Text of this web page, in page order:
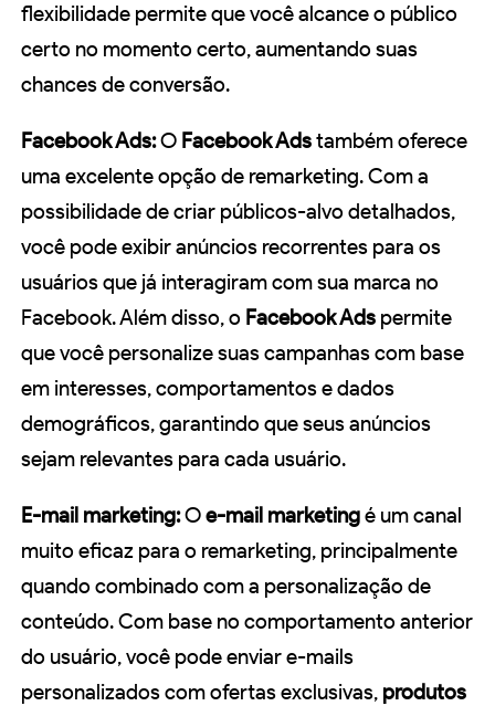
flexibilidade permite que você alcance o público
certo no momento certo, aumentando suas
chances de conversão.
Facebook Ads:O Facebook Adstambém oferece
uma excelente opção de remarketing. Com a
possibilidade de criar públicos-alvo detalhados,
você pode exibir anúncios recorrentes para os
usuários que já interagiram com sua marca no
Facebook. Além disso, o Facebook Ads permite
que você personalize suas campanhas com base
em interesses, comportamentos e dados
demográficos, garantindo que seus anúncios
sejam relevantes para cada usuário.
E-mail marketing:Oe-mail marketingé um canal
muito eficaz para o remarketing, principalmente
quando combinado com a personalização de
conteúdo. Com base no comportamento anterior
do usuário, você pode enviar e-mails
personalizados com ofertas exclusivas, produtos